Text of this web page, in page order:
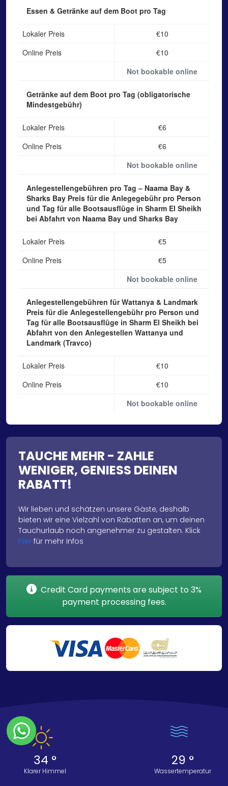
Essen & Getränke auf dem Boot pro Tag
Lokaler Preis
€10
Online Preis
€10
Not bookable online
Getränke auf dem Boot pro Tag (obligatorische
Mindestgebühr)
Lokaler Preis
€6
Online Preis
€6
Not bookable online
Anlegestellengebühren pro Tag – Naama Bay &
Sharks Bay Preis für die Anlegegebühr pro Person
und Tag für alle Bootsausflüge in Sharm El Sheikh
bei Abfahrt von Naama Bay und Sharks Bay
Lokaler Preis
€5
Online Preis
€5
Not bookable online
Anlegestellengebühren für Wattanya & Landmark
Preis für die Anlegestellengebühr pro Person und
Tag für alle Bootsausflüge in Sharm El Sheikh bei
Abfahrt von den Anlegestellen Wattanya und
Landmark (Travco)
Lokaler Preis
€10
Online Preis
€10
Not bookable online
TAUCHE MEHR - ZAHLE
WENIGER, GENIESS DEINEN
RABATT!
Wir lieben und schätzen unsere Gäste, deshalb
bieten wir eine Vielzahl von Rabatten an, um deinen
Tauchurlaub noch angenehmer zu gestalten. Klick
hier für mehr Infos
Credit Card payments are subject to 3%
payment processing fees.
34 °
Klarer Himmel
29 °
Wassertemperatur